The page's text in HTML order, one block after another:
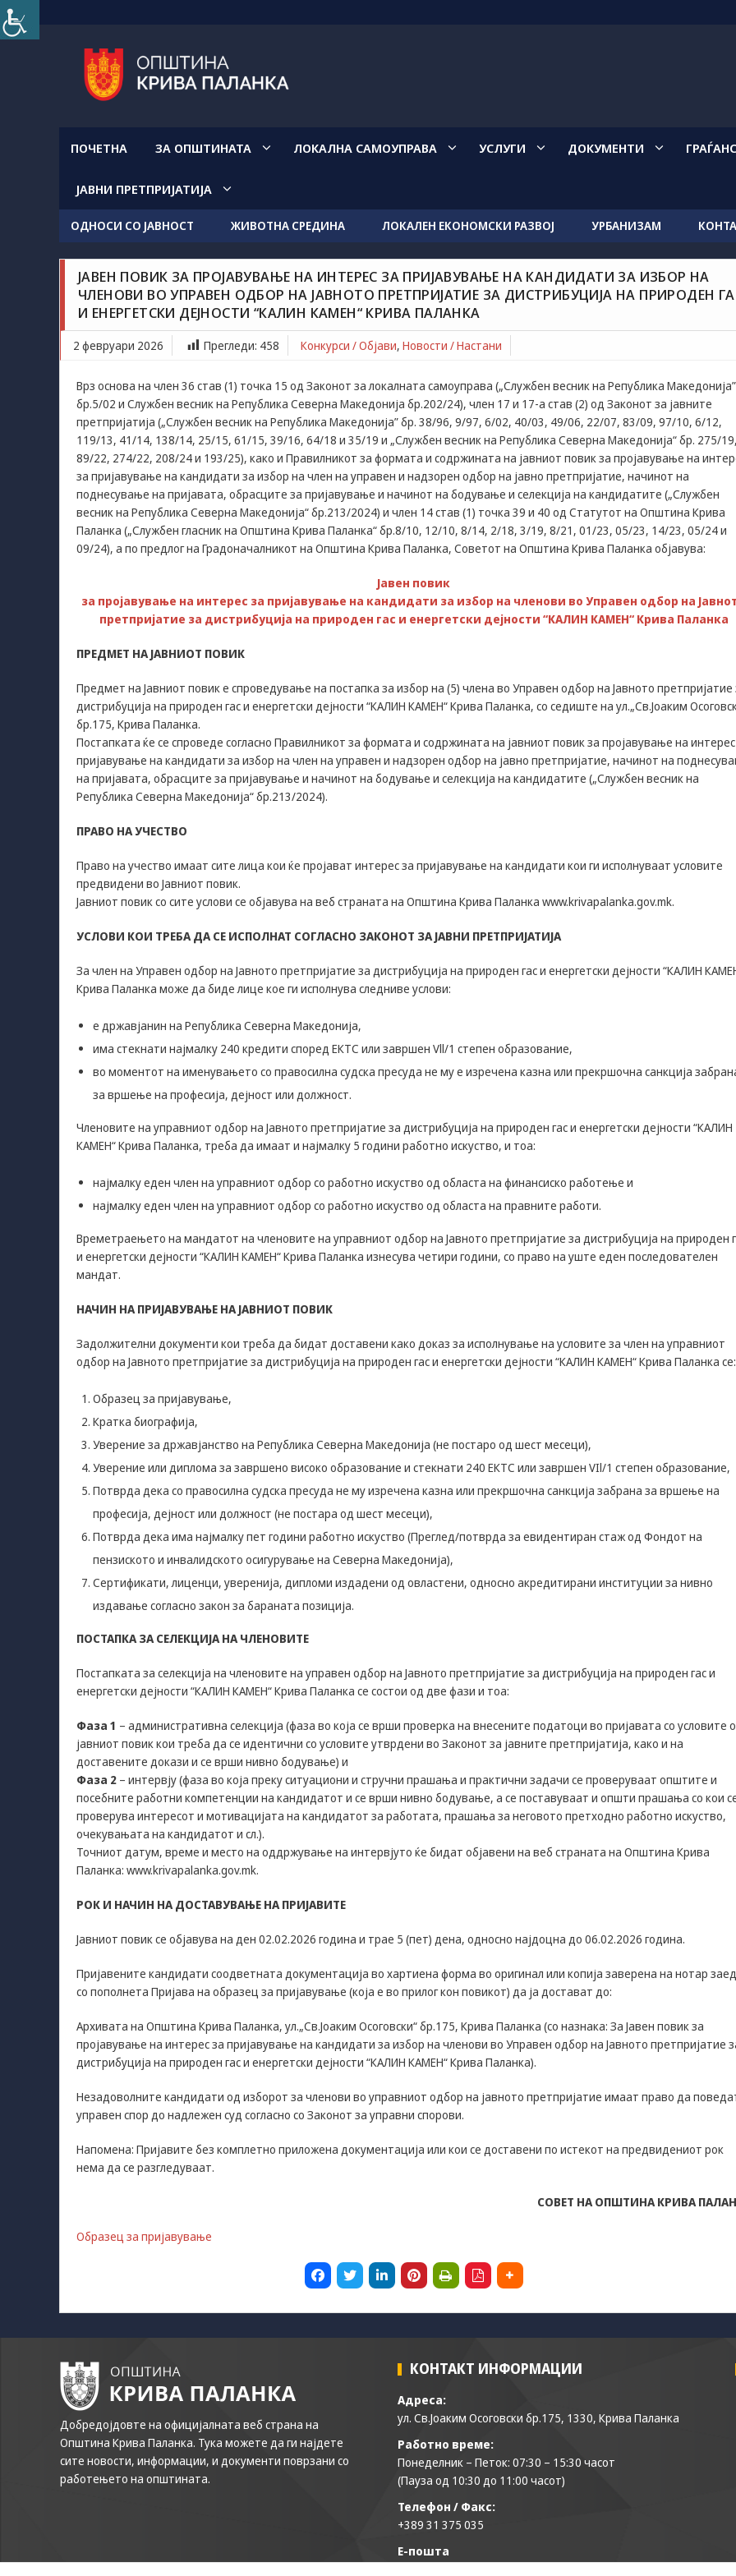
Прескокнете
на
ПОЧЕТНА ЗА ОПШТИНАТА ЛОКАЛНА САМОУПРАВА УСЛУГИ ДОКУМЕНТИ
ЈАВНИ ПРЕТПРИЈАТИЈА
ОДНОСИ СО ЈАВНОСТ ЖИВОТНА СРЕДИНА ЛОКАЛЕН ЕКОНОМСКИ РАЗВОЈ УРБАНИЗАМ
ЈАВЕН ПОВИК ЗА ПРОЈАВУВАЊЕ НА ИНТЕРЕС ЗА ПРИЈАВУВАЊЕ НА КАНДИДАТИ ЗА ИЗБОР НА
ЧЛЕНОВИ ВО УПРАВЕН ОДБОР НА ЈАВНОТО ПРЕТПРИЈАТИЕ ЗА ДИСТРИБУЦИЈА НА ПРИРОДЕН
И ЕНЕРГЕТСКИ ДЕЈНОСТИ “КАЛИН КАМЕН“ КРИВА ПАЛАНКА
2 февруари 2026 Прегледи: 458 Конкурси / Објави, Новости / Настани
Конкурси / Објави Новости / Настани
февруари 2, 2026 Grozdancho Hristovski
Јавен повик за пројавување на интерес за пријавување на кандидати за избор на членови во Управен одбор на
Јавното претпријатие за дистрибуција на природен гас и енергетски дејности “КАЛИН КАМЕН“ Крива Паланка
Врз основа на член 36 став (1) точка 15 од Законот за локалната самоуправа („Службен весник на Република Македонија”
бр.5/02 и Службен весник на Република Северна Македонија бр.202/24), член 17 и 17-а став (2) од Законот за јавните
претпријатија („Службен весник на Република Македонија” бр. 38/96, 9/97, 6/02, 40/03, 49/06, 22/07, 83/09, 97/10, 6/12,
119/13, 41/14, 138/14, 25/15, 61/15, 39/16, 64/18 и 35/19 и „Службен весник на Република Северна Македонија“ бр. 275/
89/22, 274/22, 208/24 и 193/25), како и Правилникот за формата и содржината на јавниот повик за пројавување на
за пријавување на кандидати за избор на член на управен и надзорен одбор на јавно претпријатие, начинот на
поднесување на пријавата, обрасците за пријавување и начинот на бодување и селекција на кандидатите („Службен
весник на Република Северна Македонија“ бр.213/2024) и член 14 став (1) точка 39 и 40 од Статутот на Општина Крива
Паланка („Службен гласник на Општина Крива Паланка“ бр.8/10, 12/10, 8/14, 2/18, 3/19, 8/21, 01/23, 05/23, 14/23, 05/24 и
09/24), а по предлог на Градоначалникот на Општина Крива Паланка, Советот на Општина Крива Паланка објавува:
Јавен повик
за пројавување на интерес за пријавување на кандидати за избор на членови во Управен одбор на
претпријатие за дистрибуција на природен гас и енергетски дејности “КАЛИН КАМЕН“ Крива Паланка
ПРЕДМЕТ НА ЈАВНИОТ ПОВИК
Предмет на Јавниот повик е спроведување на постапка за избор на (5) члена во Управен одбор на Јавното претпријатие
дистрибуција на природен гас и енергетски дејности “КАЛИН КАМЕН“ Крива Паланка, со седиште на ул.„Св.Јоаким
бр.175, Крива Паланка.
Постапката ќе се спроведе согласно Правилникот за формата и содржината на јавниот повик за пројавување на
пријавување на кандидати за избор на член на управен и надзорен одбор на јавно претпријатие, начинот на
на пријавата, обрасците за пријавување и начинот на бодување и селекција на кандидатите („Службен весник на
Република Северна Македонија“ бр.213/2024).
ПРАВО НА УЧЕСТВО
Право на учество имаат сите лица кои ќе пројават интерес за пријавување на кандидати кои ги исполнуваат условите
предвидени во Јавниот повик.
Јавниот повик со сите услови се објавува на веб страната на Општина Крива Паланка www.krivapalanka.gov.mk.
УСЛОВИ КОИ ТРЕБА ДА СЕ ИСПОЛНАТ СОГЛАСНО ЗАКОНОТ ЗА ЈАВНИ ПРЕТПРИЈАТИЈА
За член на Управен одбор на Јавното претпријатие за дистрибуција на природен гас и енергетски дејности “КАЛИН
Крива Паланка може да биде лице кое ги исполнува следниве услови:
е државјанин на Република Северна Македонија,
има стекнати најмалку 240 кредити според ЕКТС или завршен Vll/1 степен образование,
во моментот на именувањето со правосилна судска пресуда не му е изречена казна или прекршочна санкција
за вршење на професија, дејност или должност.
Членовите на управниот одбор на Јавното претпријатие за дистрибуција на природен гас и енергетски дејности “КАЛИН
КАМЕН“ Крива Паланка, треба да имаат и најмалку 5 години работно искуство, и тоа:
најмалку еден член на управниот одбор со работно искуство од областа на финансиско работење и
најмалку еден член на управниот одбор со работно искуство од областа на правните работи.
Времетраењето на мандатот на членовите на управниот одбор на Јавното претпријатие за дистрибуција на природен
и енергетски дејности “КАЛИН КАМЕН“ Крива Паланка изнесува четири години, со право на уште еден последователен
мандат.
НАЧИН НА ПРИЈАВУВАЊЕ НА ЈАВНИОТ ПОВИК
Задолжителни документи кои треба да бидат доставени како доказ за исполнување на условите за член на управниот
одбор на Јавното претпријатие за дистрибуција на природен гас и енергетски дејности “КАЛИН КАМЕН“ Крива Паланка се:
Образец за пријавување,
Кратка биографија,
Уверение за државјанство на Република Северна Македонија (не постаро од шест месеци),
Уверение или диплома за завршено високо образование и стекнати 240 ЕКТС или завршен VIl/1 степен образование,
Потврда дека со правосилна судска пресуда не му изречена казна или прекршочна санкција забрана за вршење на
професија, дејност или должност (не постара од шест месеци),
Потврда дека има најмалку пет години работно искуство (Преглед/потврда за евидентиран стаж од Фондот на
пензиското и инвалидското осигурување на Северна Македонија),
Сертификати, лиценци, уверенија, дипломи издадени од овластени, односно акредитирани институции за нивно
издавање согласно закон за бараната позиција.
ПОСТАПКА ЗА СЕЛЕКЦИЈА НА ЧЛЕНОВИТЕ
Постапката за селекција на членовите на управен одбор на Јавното претпријатие за дистрибуција на природен гас и
енергетски дејности “КАЛИН КАМЕН“ Крива Паланка се состои од две фази и тоа:
Фаза 1 – административна селекција (фаза во која се врши проверка на внесените податоци во пријавата со условите
јавниот повик кои треба да се идентични со условите утврдени во Законот за јавните претпријатија, како и на
доставените докази и се врши нивно бодување) и
Фаза 2 – интервју (фаза во која преку ситуациони и стручни прашања и практични задачи се проверуваат општите и
посебните работни компетенции на кандидатот и се врши нивно бодување, а се поставуваат и општи прашања со кои
проверува интересот и мотивацијата на кандидатот за работата, прашања за неговото претходно работно искуство,
очекувањата на кандидатот и сл.).
Точниот датум, време и место на оддржување на интервјуто ќе бидат објавени на веб страната на Општина Крива
Паланка: www.krivapalanka.gov.mk.
РОК И НАЧИН НА ДОСТАВУВАЊЕ НА ПРИЈАВИТЕ
Јавниот повик се објавува на ден 02.02.2026 година и трае 5 (пет) дена, односно најдоцна до 06.02.2026 година.
Пријавените кандидати соодветната документација во хартиена форма во оригинал или копија заверена на нотар
со пополнета Пријава на образец за пријавување (која е во прилог кон повикот) да ја достават до:
Архивата на Општина Крива Паланка, ул.„Св.Јоаким Осоговски“ бр.175, Крива Паланка (со назнака: За Јавен повик за
пројавување на интерес за пријавување на кандидати за избор на членови во Управен одбор на Јавното претпријатие
дистрибуција на природен гас и енергетски дејности “КАЛИН КАМЕН“ Крива Паланка).
Незадоволните кандидати од изборот за членoви во управниот одбор на јавното претпријатие имаат право да
управен спор до надлежен суд согласно со Законот за управни спорови.
Напомена: Пријавите без комплетно приложена документација или кои се доставени по истекот на предвидениот рок
нема да се разгледуваат.
СОВЕТ НА ОПШТИНА КРИВА
Образец за пријавување
Добредојдовте на официјалната веб страна на
Општина Крива Паланка. Тука можете да ги најдете
сите новости, информации, и документи поврзани со
работењето на општината.
КОНТАКТ ИНФОРМАЦИИ
Адреса:
ул. Св.Јоаким Осоговски бр.175, 1330, Крива Паланка
Работно време:
Понеделник – Петок: 07:30 – 15:30 часот
(Пауза од 10:30 до 11:00 часот)
Телефон / Факс:
+389 31 375 035
Е-пошта
Сесиските
колачиња се
привремени
колачиња, кои се
зачувуваат во
датотеката на
колачето на
Вашиот интернет
пребарувач
додека не ја
завршите сесијата
задолжителни за
одредени
апликации или
нејзина правилна
работа.Сесиските
користат со цел
да Ви
овозможиме да
ги добиете
овие колачиња,
услугите кои сте
да може да Ви
автоматски ќе
прелистувачот.
користат за
активности како
што е на пример
апликација за
вработување
(„Apply for this
време на истата
сесија (користење
Statistics
In order for
improve
functionality
based on
our website
to perform
as well as
during your
visit. If you
refuse these
Marketing
By sharing
interests and
behavior as
chance of
content and